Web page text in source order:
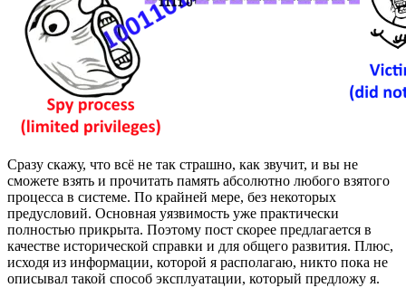
Сразу скажу, что всё не так страшно, как звучит, и вы не
сможете взять и прочитать память абсолютно любого взятого
процесса в системе. По крайней мере, без некоторых
предусловий. Основная уязвимость уже практически
полностью прикрыта. Поэтому пост скорее предлагается в
качестве исторической справки и для общего развития. Плюс,
исходя из информации, которой я располагаю, никто пока не
описывал такой способ эксплуатации, который предложу я.